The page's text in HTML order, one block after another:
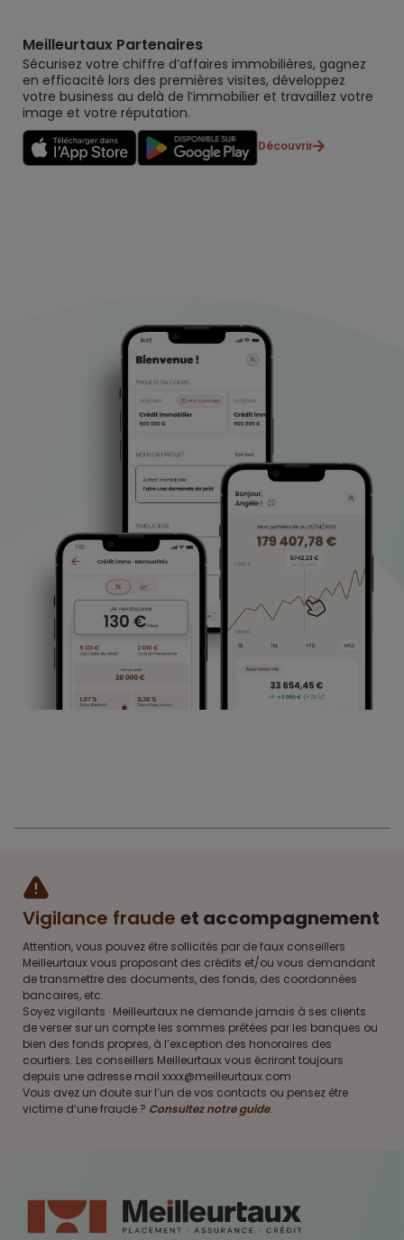
Meilleurtaux Partenaires
Sécurisez votre chiffre d’affaires immobilières, gagnez
en efficacité lors des premières visites, développez
votre business au delà de l’immobilier et travaillez votre
image et votre réputation.
Découvrir
Vigilance fraude et accompagnement
Attention, vous pouvez être sollicités par de faux conseillers
Meilleurtaux vous proposant des crédits et/ou vous demandant
de transmettre des documents, des fonds, des coordonnées
bancaires, etc.
Soyez vigilants · Meilleurtaux ne demande jamais à ses clients
de verser sur un compte les sommes prêtées par les banques ou
bien des fonds propres, à l’exception des honoraires des
courtiers. Les conseillers Meilleurtaux vous écriront toujours
depuis une adresse mail xxxx@meilleurtaux.com
Vous avez un doute sur l’un de vos contacts ou pensez être
victime d’une fraude ? Consultez notre guide.